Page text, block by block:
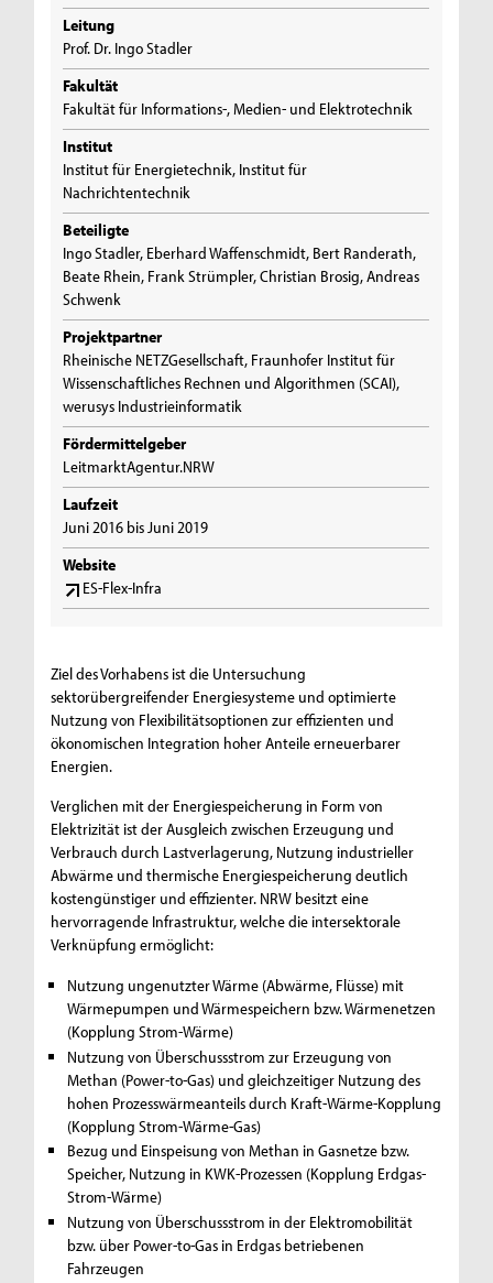
Leitung
Prof. Dr. Ingo Stadler
Fakultät
Fakultät für Informations-, Medien- und Elektrotechnik
Institut
Institut für Energietechnik, Institut für
Nachrichtentechnik
Beteiligte
Ingo Stadler, Eberhard Waffenschmidt, Bert Randerath,
Beate Rhein, Frank Strümpler, Christian Brosig, Andreas
Schwenk
Projektpartner
Rheinische NETZGesellschaft, Fraunhofer Institut für
Wissenschaftliches Rechnen und Algorithmen (SCAI),
werusys Industrieinformatik
Fördermittelgeber
LeitmarktAgentur.NRW
Laufzeit
Juni 2016 bis Juni 2019
Website
ES-Flex-Infra
Ziel des Vorhabens ist die Untersuchung
sektorübergreifender Energiesysteme und optimierte
Nutzung von Flexibilitätsoptionen zur effizienten und
ökonomischen Integration hoher Anteile erneuerbarer
Energien.
Verglichen mit der Energiespeicherung in Form von
Elektrizität ist der Ausgleich zwischen Erzeugung und
Verbrauch durch Lastverlagerung, Nutzung industrieller
Abwärme und thermische Energiespeicherung deutlich
kostengünstiger und effizienter. NRW besitzt eine
hervorragende Infrastruktur, welche die intersektorale
Verknüpfung ermöglicht:
Nutzung ungenutzter Wärme (Abwärme, Flüsse) mit
Wärmepumpen und Wärmespeichern bzw. Wärmenetzen
(Kopplung Strom-Wärme)
Nutzung von Überschussstrom zur Erzeugung von
Methan (Power-to-Gas) und gleichzeitiger Nutzung des
hohen Prozesswärmeanteils durch Kraft-Wärme-Kopplung
(Kopplung Strom-Wärme-Gas)
Bezug und Einspeisung von Methan in Gasnetze bzw.
Speicher, Nutzung in KWK-Prozessen (Kopplung Erdgas-
Strom-Wärme)
Nutzung von Überschussstrom in der Elektromobilität
bzw. über Power-to-Gas in Erdgas betriebenen
Fahrzeugen